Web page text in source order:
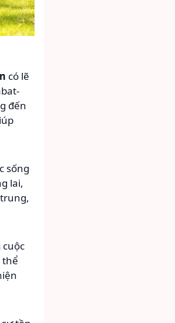
có lẽ
đến
sống
lai,
thể